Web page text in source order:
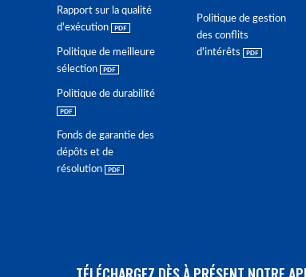
Rapport sur la qualité
d'exécution
Politique de meilleure
sélection
Politique de durabilité
Fonds de garantie des
dépôts et de
résolution
Politique de gestion
des conflits
d'intérêts